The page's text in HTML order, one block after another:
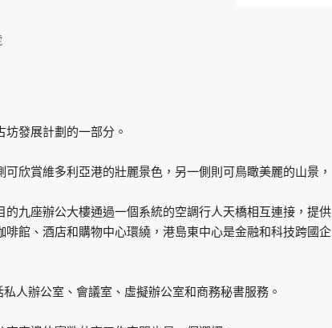
發展計劃的一部分。
欣賞維多利亞港的壯麗景色，另一側則可鳥瞰美麗的山景，
九座辦公大樓通過一個系統的空調行人天橋相互連接，提供
館、酒店和購物中心環繞，港島東中心是金融和科技跨國企
人辦公室、會議室、虛擬辦公室和商務秘書服務。